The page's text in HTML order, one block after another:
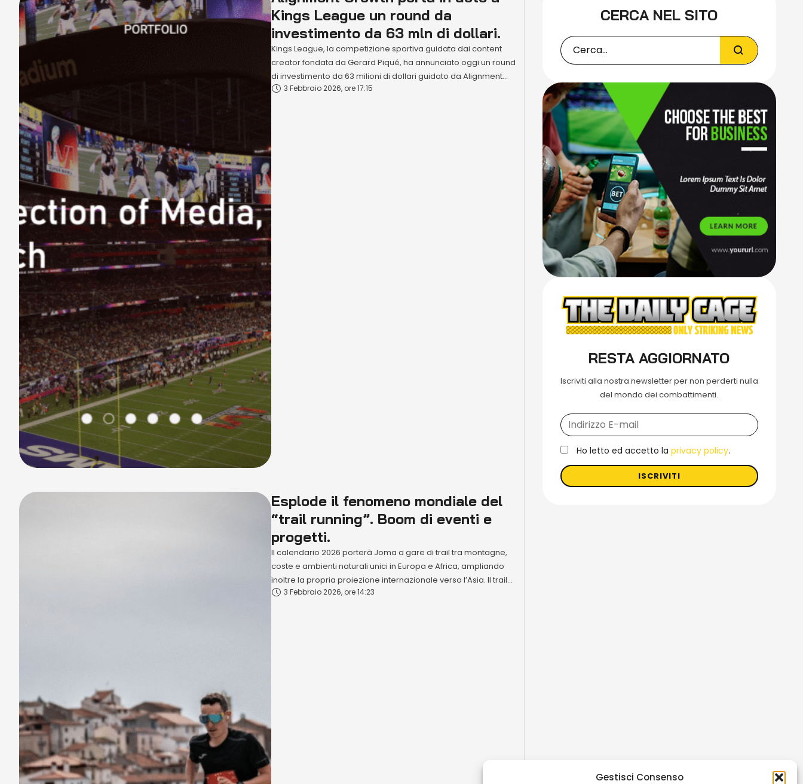
Gestisci Consenso
Kings League un round da
investimento da 63 mln di dollari.
Kings League, la competizione sportiva guidata dai content
creator fondata da Gerard Piqué, ha annunciato oggi un round
di investimento da 63 milioni di dollari guidato da Alignment
Growth, società di investimento statunitense nel settore media e
3 Febbraio 2026, ore 17:15
Esplode il fenomeno mondiale del
“trail running”. Boom di eventi e
progetti.
Il calendario 2026 porterà Joma a gare di trail tra montagne,
coste e ambienti naturali unici in Europa e Africa, ampliando
inoltre la propria proiezione internazionale verso l’Asia. Il trail
running continua a consolidarsi come una delle discipline in più
3 Febbraio 2026, ore 14:23
CERCA NEL SITO
RESTA AGGIORNATO
Iscriviti alla nostra newsletter per non perderti nulla
del mondo dei combattimenti.
Ho letto ed accetto la privacy policy.
ISCRIVITI